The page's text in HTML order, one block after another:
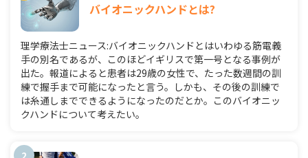
バイオニックハンドとは?
理学療法士ニュース:バイオニックハンドとはいわゆる筋電義
手の別名であるが、このほどイギリスで第一号となる事例が
出た。報道によると患者は29歳の女性で、たった数週間の訓
練で握手まで可能になったと言う。しかも、その後の訓練で
は糸通しまでできるようになったのだとか。このバイオニッ
クハンドについて考えたい。